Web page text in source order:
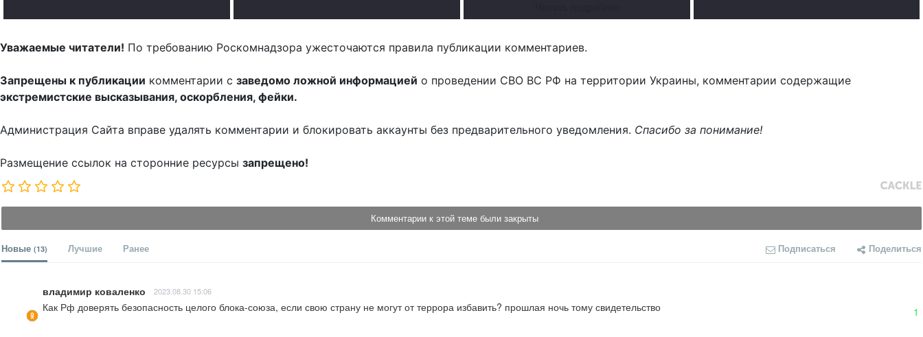
Уважаемые читатели! По требованию Роскомнадзора ужесточаются правила публикации комментариев.
Запрещены к публикации комментарии с заведомо ложной информацией о проведении СВО ВС РФ на территории Украины, комментарии содержащие
экстремистские высказывания, оскорбления, фейки.
Администрация Сайта вправе удалять комментарии и блокировать аккаунты без предварительного уведомления. Спасибо за понимание!
Размещение ссылок на сторонние ресурсы запрещено!
Комментарии к этой теме были закрыты
Новые (13) Лучшие Ранее Подписаться Поделиться
владимир коваленко 2023.08.30 15:06
Как Рф доверять безопасность целого блока-союза, если свою страну не могут от террора избавить? прошлая ночь тому свидетельство 1